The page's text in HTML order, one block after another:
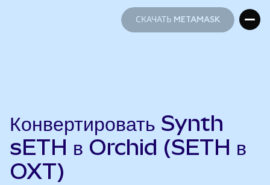
СКАЧАТЬ METAMASK
Конвертировать Synth
sETH в Orchid (SETH в
OXT)